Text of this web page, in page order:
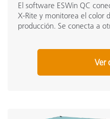
El software ESWin QC
X-Rite y monitorea el color
producción. Se conecta a
Ver